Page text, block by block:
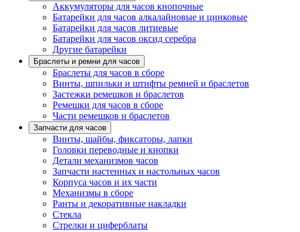
Аккумуляторы для часов кнопочные
Батарейки для часов алкалайновые и цинковые
Батарейки для часов литиевые
Батарейки для часов оксид серебра
Другие батарейки
Браслеты и ремни для часов
Браслеты для часов в сборе
Винты, шпильки и штифты ремней и браслетов
Застежки ремешков и браслетов
Ремешки для часов в сборе
Части ремешков и браслетов
Запчасти для часов
Винты, шайбы, фиксаторы, лапки
Головки переводные и кнопки
Детали механизмов часов
Запчасти настенных и настольных часов
Корпуса часов и их части
Механизмы в сборе
Ранты и декоративные накладки
Стекла
Стрелки и циферблаты